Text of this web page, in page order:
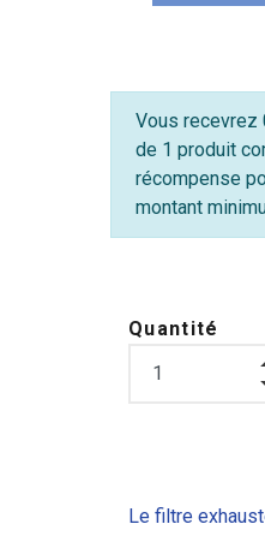
Vous recevrez
de 1 produit
récompense
montant
Quantité
Le filtre